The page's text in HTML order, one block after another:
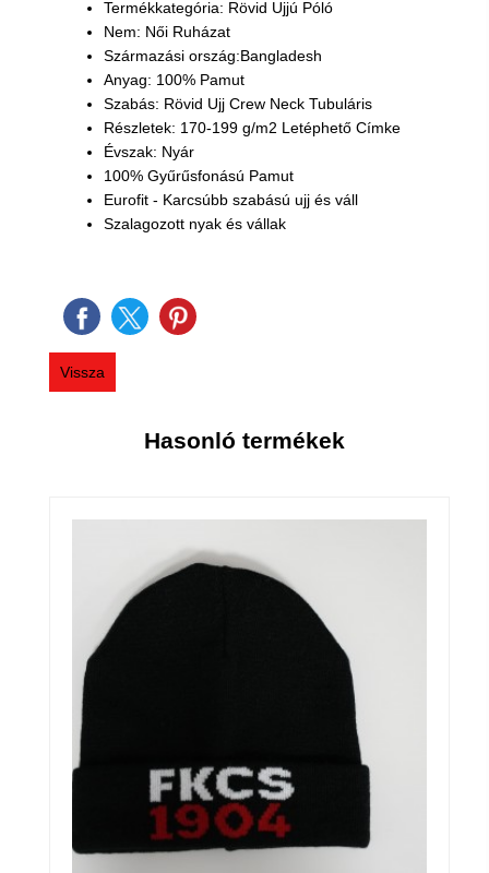
Termékkategória: Rövid Ujjú Póló
Nem: Női Ruházat
Származási ország:Bangladesh
Anyag: 100% Pamut
Szabás: Rövid Ujj Crew Neck Tubuláris
Részletek: 170-199 g/m2 Letéphető Címke
Évszak: Nyár
100% Gyűrűsfonású Pamut
Eurofit - Karcsúbb szabású ujj és váll
Szalagozott nyak és vállak
Vissza
Hasonló termékek